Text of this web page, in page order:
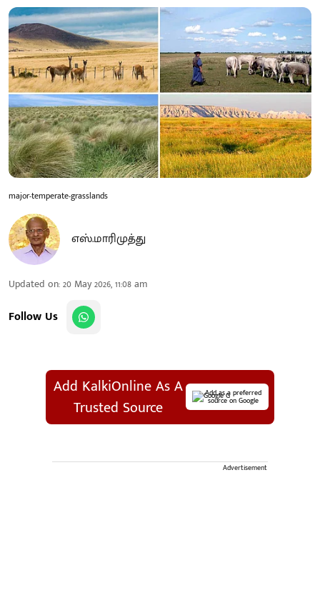
major-temperate-grasslands
எஸ்.மாரிமுத்து
Updated on:20 May 2026, 11:08 am
Follow Us
Add KalkiOnline As A
Trusted Source
Add as a preferred
source on Google
Advertisement